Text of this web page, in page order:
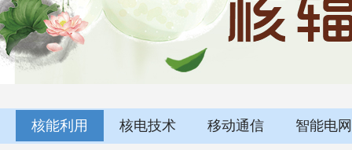
核能利用 核电技术 移动通信 智能电网